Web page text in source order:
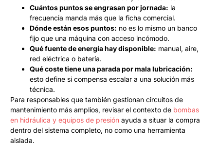
Cuántos puntos se engrasan por jornada: la
frecuencia manda más que la ficha comercial.
Dónde están esos puntos: no es lo mismo un banco
fijo que una máquina con acceso incómodo.
Qué fuente de energía hay disponible: manual, aire,
red eléctrica o batería.
Qué coste tiene una parada por mala lubricación:
esto define si compensa escalar a una solución más
técnica.
Para responsables que también gestionan circuitos de
mantenimiento más amplios, revisar el contexto de bombas
en hidráulica y equipos de presión ayuda a situar la compra
dentro del sistema completo, no como una herramienta
aislada.